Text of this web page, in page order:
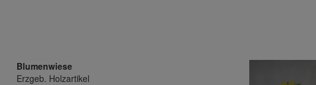
Blumenwiese
Erzgeb. Holzartikel